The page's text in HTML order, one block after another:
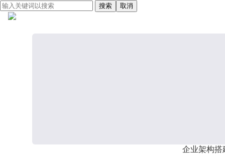
搜索 取消
企业架构搭